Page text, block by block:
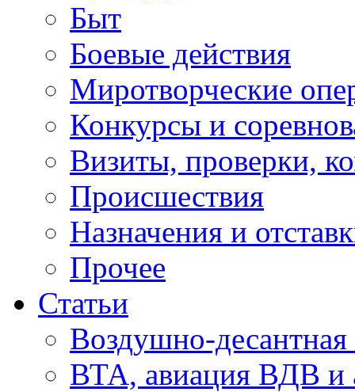
Быт
Боевые действия
Миротворческие
Конкурсы и
Визиты, проверки,
Происшествия
Назначения и
Прочее
Статьи
Воздушно-десантная
ВТА, авиация ВДВ и